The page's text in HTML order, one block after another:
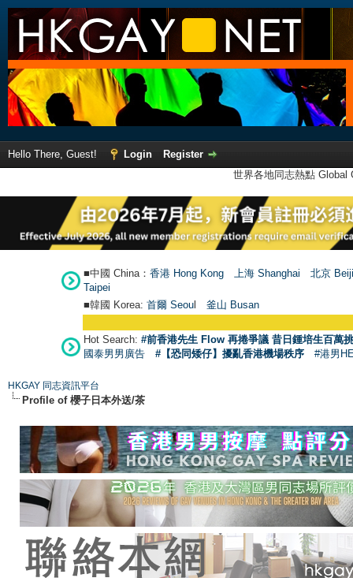
Hello There, Guest! Login
Register
世界各地同志熱點
■中國 China： 香港 Hong Kong 上海 Shanghai
北京
Taipei
■韓國 Korea: 首爾 Seoul 釜山 Busan
Hot Search: #前香港先生 Flow 再捲爭議 昔日鍾培生百萬
國泰男男廣告
#【恐同矮仔】擾亂香港機場秩序 #港男
HKGAY 同志資訊平台
Profile of 櫻子日本外送/茶